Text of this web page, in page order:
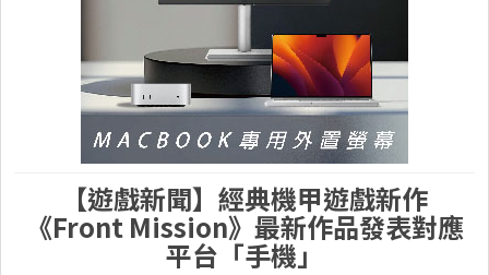
【遊戲新聞】經典機甲遊戲新作
《Front Mission》最新作品發表對應
平台「手機」